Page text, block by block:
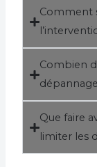
Comment
Combien
Que faire
limiter les